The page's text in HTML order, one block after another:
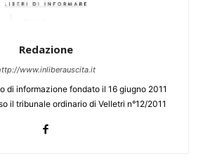
Redazione
www.inliberauscita.it
di informazione fondato il 16 giugno 2011
il tribunale ordinario di Velletri n°12/2011